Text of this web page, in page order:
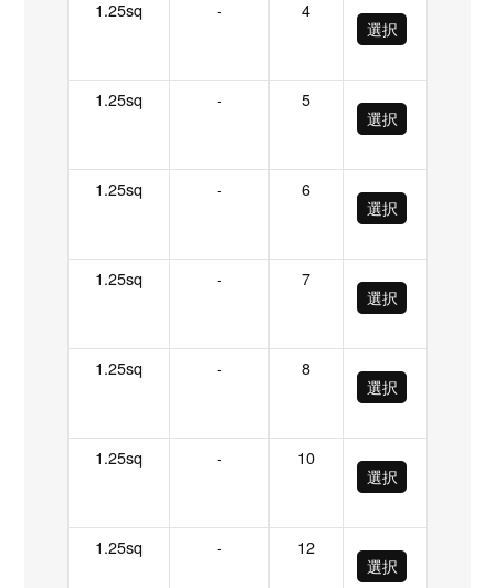
1.25sq -
4
選択
1.25sq -
5
選択
1.25sq -
6
選択
1.25sq -
7
選択
1.25sq -
8
選択
1.25sq -
10
選択
1.25sq -
12
選択